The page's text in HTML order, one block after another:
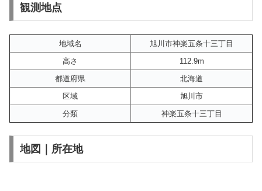
観測地点
地域名
旭川市神楽五条十三丁目
高さ
112.9m
都道府県
北海道
区域
旭川市
分類
神楽五条十三丁目
地図｜所在地